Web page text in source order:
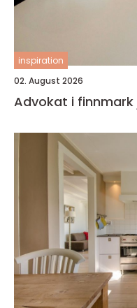
inspiration
02. August 2026